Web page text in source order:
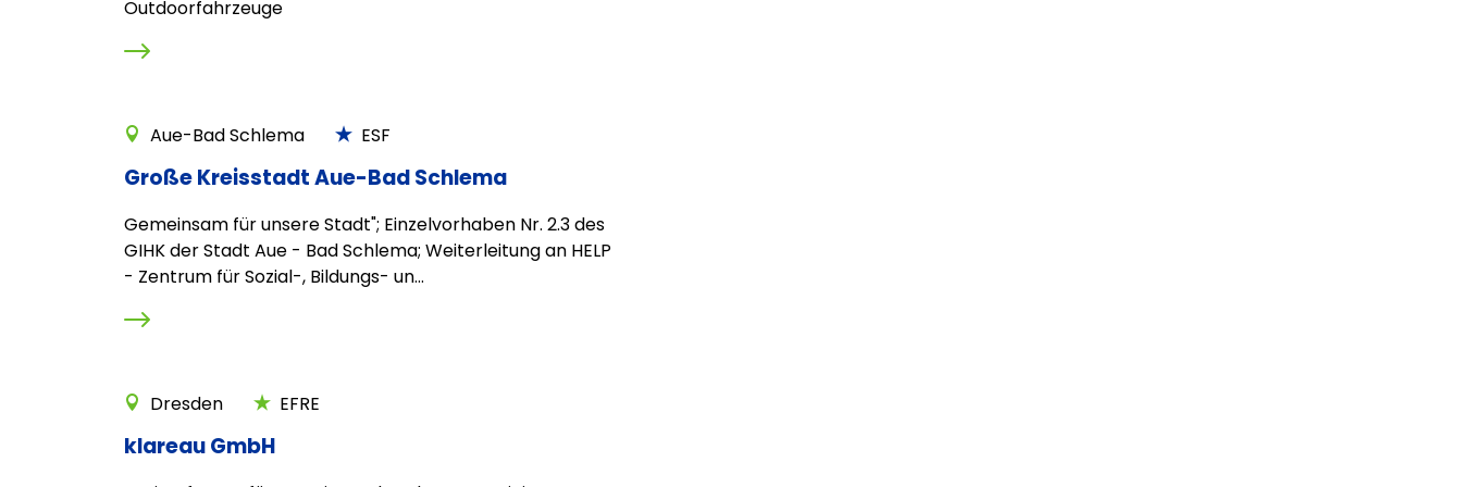
Outdoorfahrzeuge
Aue-Bad Schlema ESF
Große Kreisstadt Aue-Bad Schlema
Gemeinsam für unsere Stadt"; Einzelvorhaben Nr. 2.3 des
GIHK der Stadt Aue - Bad Schlema; Weiterleitung an HELP
- Zentrum für Sozial-, Bildungs- un...
Dresden EFRE
klareau GmbH